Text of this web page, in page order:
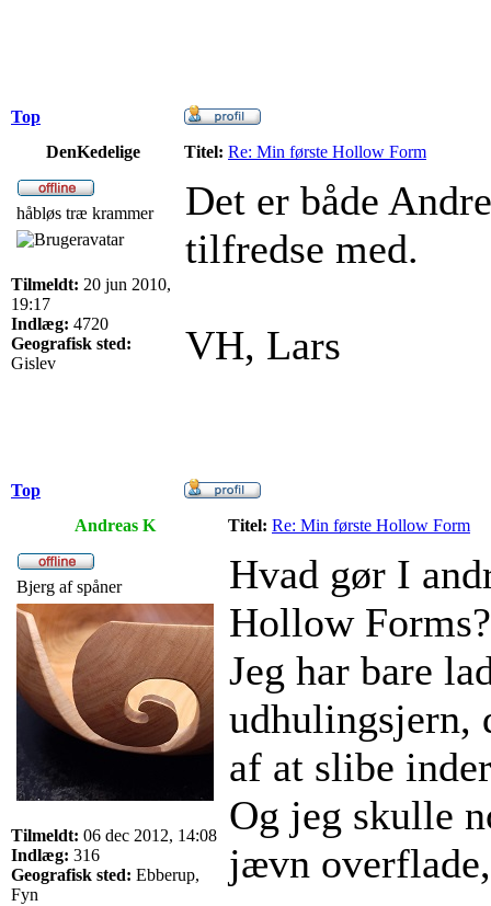
Top
DenKedelige
Titel: Re: Min første Hollow Form
håbløs træ krammer
Tilmeldt: 20 jun 2010,
19:17
Indlæg: 4720
Geografisk sted:
Gislev
Det er både
tilfredse med.
VH, Lars
Top
Andreas K
Titel: Re: Min første Hollow Form
Bjerg af spåner
Tilmeldt: 06 dec 2012, 14:08
Indlæg: 316
Geografisk sted: Ebberup,
Fyn
Hvad gør I
Hollow Forms?
Jeg har bare
udhulingsjern,
af at slibe
Og jeg skulle
jævn